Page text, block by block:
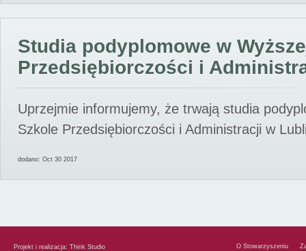
Studia podyplomowe w
Przedsiębiorczości i
Uprzejmie informujemy, że trwają studia
Szkole Przedsiębiorczości i Administracji w
dodano: Oct 30 2017
Projekt i realizacja: Think Studio O Stowarzyszeniu